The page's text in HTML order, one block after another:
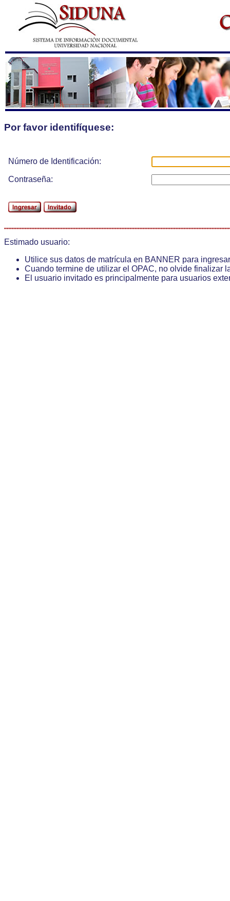
Por favor identifíquese:
Número de Identificación:
Contraseña:
Estimado usuario:
Utilice sus datos de matrícula en BANNER para ingresar
Cuando termine de utilizar el OPAC, no olvide finalizar
El usuario invitado es principalmente para usuarios